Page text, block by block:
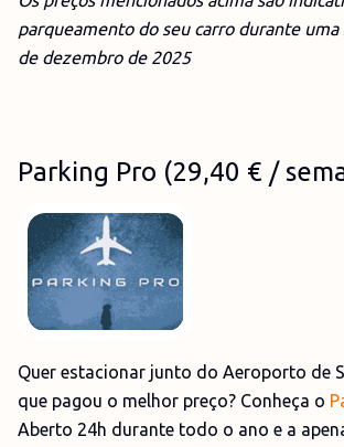
parqueamento do seu carro durante uma
de dezembro de 2025
Parking Pro (29,40 € /
Quer estacionar junto do Aeroporto de
que pagou o melhor preço? Conheça o
Aberto 24h durante todo o ano e a